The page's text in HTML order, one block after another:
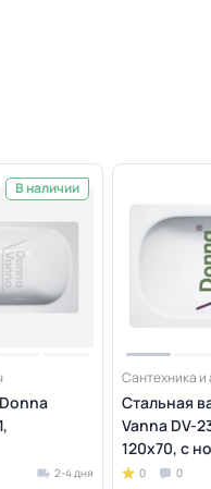
В наличии
2-4 дня
Сантехника и
Стальная
Vanna DV-
120х70, с
0 0